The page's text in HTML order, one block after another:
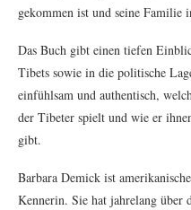
gekommen ist und seine Familie
Das Buch gibt einen tiefen
Tibets sowie in die politische
einfühlsam und authentisch,
der Tibeter spielt und wie er
gibt.
Barbara Demick ist
Kennerin. Sie hat jahrelang